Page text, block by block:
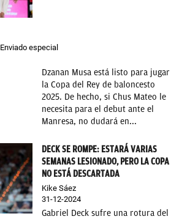
Enviado especial
Dzanan Musa está listo para jugar
la Copa del Rey de baloncesto
2025. De hecho, si Chus Mateo le
necesita para el debut ante el
Manresa, no dudará en...
DECK SE ROMPE: ESTARÁ VARIAS
SEMANAS LESIONADO, PERO LA COPA
NO ESTÁ DESCARTADA
Kike Sáez
31-12-2024
Gabriel Deck sufre una rotura del